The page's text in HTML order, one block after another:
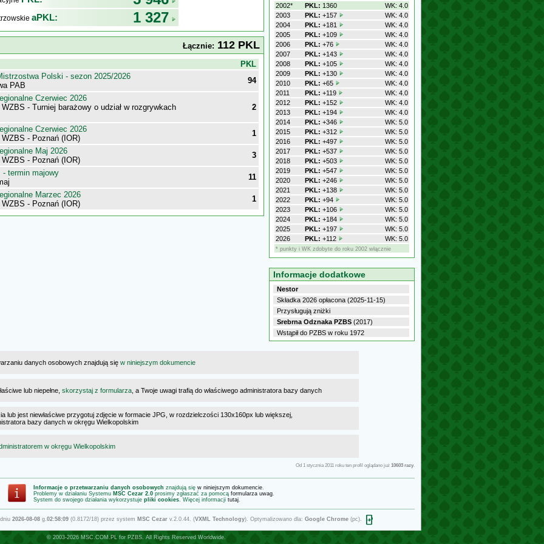
aPKL: 1 327
Łącznie: 112 PKL
PKL
Polski - sezon 2025/2026
PAB
94
Czerwiec 2026
- Turniej barażowy o udział w rozgrywkach
2
Czerwiec 2026
- Poznań (IOR)
1
Maj 2026
- Poznań (IOR)
3
termin majowy
11
Marzec 2026
- Poznań (IOR)
1
2002* PKL: 1360
WK: 4.0
2003
PKL: +157
WK: 4.0
2004
PKL: +181
WK: 4.0
2005
PKL: +109
WK: 4.0
2006
PKL: +76
WK: 4.0
2007
PKL: +143
WK: 4.0
2008
PKL: +105
WK: 4.0
2009
PKL: +130
WK: 4.0
2010
PKL: +65
WK: 4.0
2011
PKL: +119
WK: 4.0
2012
PKL: +152
WK: 4.0
2013
PKL: +194
WK: 4.0
2014
PKL: +346
WK: 5.0
2015
PKL: +312
WK: 5.0
2016
PKL: +497
WK: 5.0
2017
PKL: +537
WK: 5.0
2018
PKL: +503
WK: 5.0
2019
PKL: +547
WK: 5.0
2020
PKL: +246
WK: 5.0
2021
PKL: +138
WK: 5.0
2022
PKL: +94
WK: 5.0
2023
PKL: +106
WK: 5.0
2024
PKL: +184
WK: 5.0
2025
PKL: +197
WK: 5.0
2026
PKL: +112 WK: 5.0
* punkty i WK zdobyte do roku 2002 włącznie
Informacje dodatkowe
Nestor
Składka 2026 opłacona (2025-11-15)
Przysługują zniżki
Srebrna Odznaka PZBS (2017)
Wstąpił do PZBS w roku 1972
danych osobowych znajdują się w niniejszym dokumencie
lub niepełne, skorzystaj z formularza , a Twoje uwagi trafią do właściwego administratora bazy danych
lub jest niewłaściwe przygotuj zdjęcie w formacie JPG, w rozdzielczości 130x160px lub większej,
bazy danych w okręgu Wielkopolskim
w okręgu Wielkopolskim
Od 1 stycznia 2011 roku ten profil oglądano już 10603 razy.
Informacje o przetwarzaniu danych osobowych znajdują się w niniejszym dokumencie.
Problemy w działaniu Systemu MSC Cezar 2.0 prosimy zgłaszać za pomocą formularza uwag.
System do swojego działania wykorzystuje pliki cookies. Więcej informacji tutaj.
2026-08-08 g.02:58:09 (0.8172/18) przez system MSC Cezar v.2.0.44. (VXML Technology). Optymalizowano dla: Google Chrome (pc). open_in_phone
© 2003-2026 MSC.COM.PLfor PZBS. All Rights Reserved Worldwide.